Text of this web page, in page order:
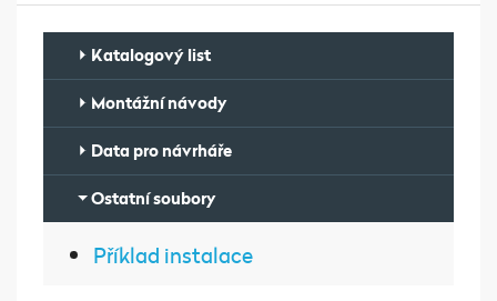
Katalogový list
Montážní návody
Data pro návrháře
Ostatní soubory
Příklad instalace